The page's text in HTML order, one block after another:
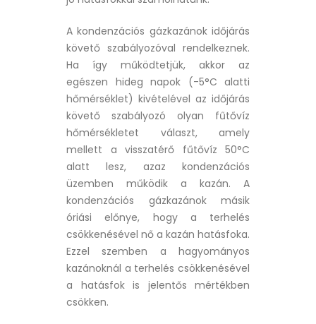
A kondenzációs gázkazánok időjárás
követő szabályozóval rendelkeznek.
Ha így működtetjük, akkor az
egészen hideg napok (-5°C alatti
hőmérséklet) kivételével az időjárás
követő szabályozó olyan fűtővíz
hőmérsékletet választ, amely
mellett a visszatérő fűtővíz 50°C
alatt lesz, azaz kondenzációs
üzemben működik a kazán. A
kondenzációs gázkazánok másik
óriási előnye, hogy a terhelés
csökkenésével nő a kazán hatásfoka.
Ezzel szemben a hagyományos
kazánoknál a terhelés csökkenésével
a hatásfok is jelentős mértékben
csökken.